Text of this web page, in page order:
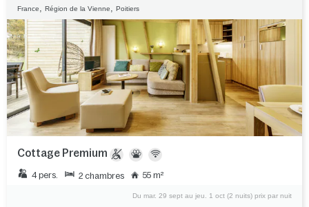
France Région de la Vienne Poitiers
Cottage Premium
4 pers. 2 chambres 55 m²
Du mar. 29 sept au jeu. 1 oct (2 nuits) prix par nuit